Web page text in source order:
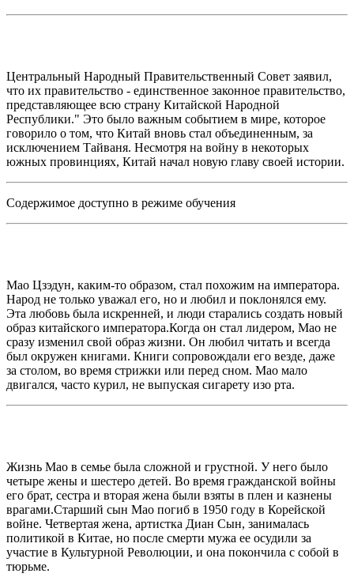
Центральный Народный Правительственный Совет заявил,
что их правительство - единственное законное правительство,
представляющее всю страну Китайской Народной
Республики." Это было важным событием в мире, которое
говорило о том, что Китай вновь стал объединенным, за
исключением Тайваня. Несмотря на войну в некоторых
южных провинциях, Китай начал новую главу своей истории.
Содержимое доступно в режиме обучения
Мао Цзэдун, каким-то образом, стал похожим на императора.
Народ не только уважал его, но и любил и поклонялся ему.
Эта любовь была искренней, и люди старались создать новый
образ китайского императора.Когда он стал лидером, Мао не
сразу изменил свой образ жизни. Он любил читать и всегда
был окружен книгами. Книги сопровождали его везде, даже
за столом, во время стрижки или перед сном. Мао мало
двигался, часто курил, не выпуская сигарету изо рта.
Жизнь Мао в семье была сложной и грустной. У него было
четыре жены и шестеро детей. Во время гражданской войны
его брат, сестра и вторая жена были взяты в плен и казнены
врагами.Старший сын Мао погиб в 1950 году в Корейской
войне. Четвертая жена, артистка Диан Сын, занималась
политикой в Китае, но после смерти мужа ее осудили за
участие в Культурной Революции, и она покончила с собой в
тюрьме.